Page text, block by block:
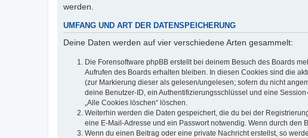
werden.
UMFANG UND ART DER DATENSPEICHERUNG
Deine Daten werden auf vier verschiedene Arten gesammelt:
Die Forensoftware phpBB erstellt bei deinem Besuch des Boards
Aufrufen des Boards erhalten bleiben. In diesen Cookies sind die
(zur Markierung dieser als gelesen/ungelesen; sofern du nicht
deine Benutzer-ID, ein Authentifizierungsschlüssel und eine
„Alle Cookies löschen“ löschen.
Weiterhin werden die Daten gespeichert, die du bei der
eine E-Mail-Adresse und ein Passwort notwendig. Wenn durch den
Wenn du einen Beitrag oder eine private Nachricht erstellst, so